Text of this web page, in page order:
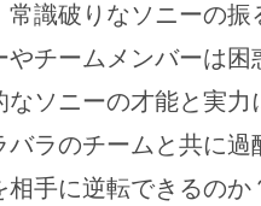
識破りなソニーの振
やチームメンバーは
なソニーの才能と実
ラのチームと共に過
相手に逆転できるの